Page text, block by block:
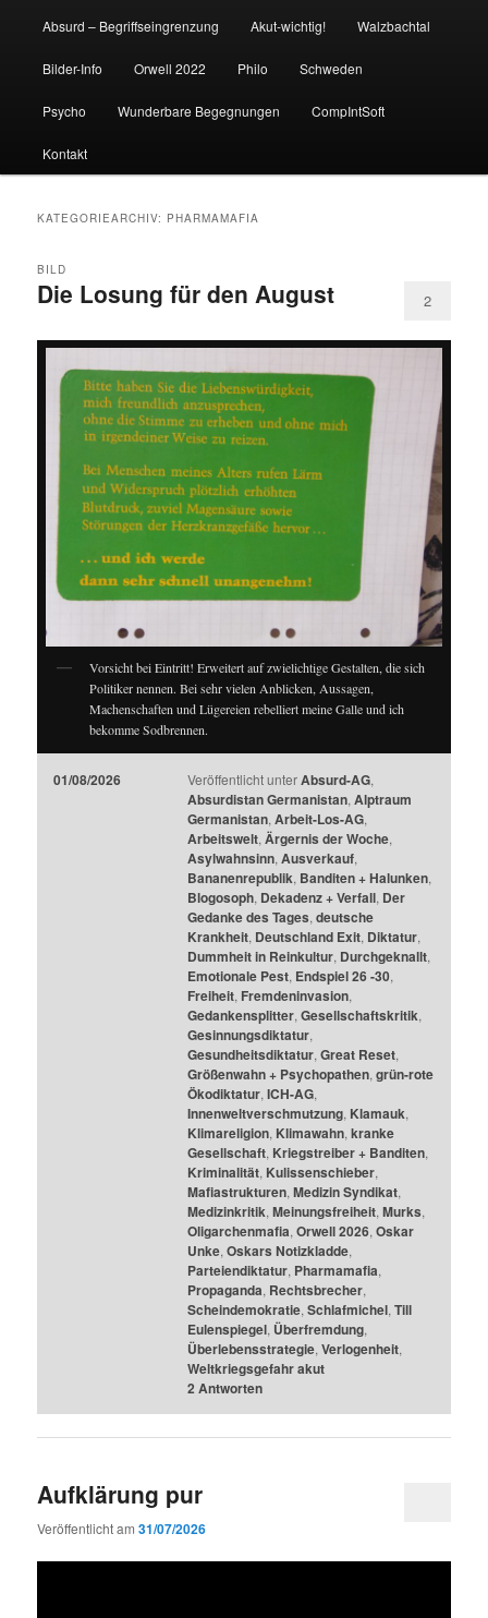
Absurd – Begriffseingrenzung Akut-wichtig! Walzbachtal
Bilder-Info Orwell 2022 Philo Schweden
Psycho Wunderbare Begegnungen CompIntSoft
Kontakt
KATEGORIEARCHIV: PHARMAMAFIA
Die Losung für den August
BILD
2
Vorsicht bei Eintritt! Erweitert auf zwielichtige Gestalten, die sich
Politiker nennen. Bei sehr vielen Anblicken, Aussagen,
Machenschaften und Lügereien rebelliert meine Galle und ich
bekomme Sodbrennen.
01/08/2026 Veröffentlicht unter Absurd-AG,
Absurdistan Germanistan, Alptraum
Germanistan, Arbeit-Los-AG,
Arbeitswelt, Ärgernis der Woche,
Asylwahnsinn, Ausverkauf,
Bananenrepublik, Banditen + Halunken,
Blogosoph, Dekadenz + Verfall, Der
Gedanke des Tages, deutsche
Krankheit, Deutschland Exit, Diktatur,
Dummheit in Reinkultur, Durchgeknallt,
Emotionale Pest, Endspiel 26 -30,
Freiheit, Fremdeninvasion,
Gedankensplitter, Gesellschaftskritik,
Gesinnungsdiktatur,
Gesundheitsdiktatur, Great Reset,
Größenwahn + Psychopathen, grün-rote
Ökodiktatur, ICH-AG,
Innenweltverschmutzung, Klamauk,
Klimareligion, Klimawahn, kranke
Gesellschaft, Kriegstreiber + Banditen,
Kriminalität, Kulissenschieber,
Mafiastrukturen, Medizin Syndikat,
Medizinkritik, Meinungsfreiheit, Murks,
Oligarchenmafia, Orwell 2026, Oskar
Unke, Oskars Notizkladde,
Parteiendiktatur, Pharmamafia,
Propaganda, Rechtsbrecher,
Scheindemokratie, Schlafmichel, Till
Eulenspiegel, Überfremdung,
Überlebensstrategie, Verlogenheit,
Weltkriegsgefahr akut
2 Antworten
Aufklärung pur
Veröffentlicht am31/07/2026